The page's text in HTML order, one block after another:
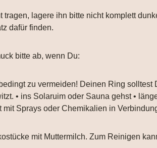
lagere ihn bitte nicht komplett
dafür finden.
bitte ab, wenn Du:
zu vermeiden! Deinen Ring
• ins Solaruim oder Sauna gehst •
Sprays oder Chemikalien in
mit Muttermilch. Zum Reinigen